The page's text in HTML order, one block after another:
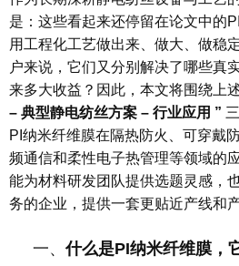
是：这些看起来还停留在论文中的
用工程化工艺做出来、做大、做稳
户来说，它们又分别解决了哪些真
来多大收益？因此，本文将围绕上
– 典型静电纺丝方案 – 行业应用 ”
PI纳米纤维膜在隔热防火、可穿戴
频通信和柔性电子热管理等领域的
能为材料研发团队提供选题灵感，
务的企业，提供一套更贴近产线和
一、什么是PI纳米纤维膜，